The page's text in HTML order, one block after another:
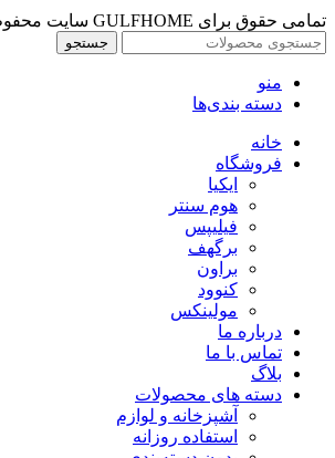
تمامی حقوق برای GULFHOME سایت محفوظ است.
جستجو
منو
دسته بندی‌ها
خانه
فروشگاه
ایکیا
هوم سنتر
فیلیپس
برگهف
براون
کنوود
مولینکس
درباره ما
تماس با ما
بلاگ
دسته های محصولات
آشپزخانه و لوازم
استفاده روزانه